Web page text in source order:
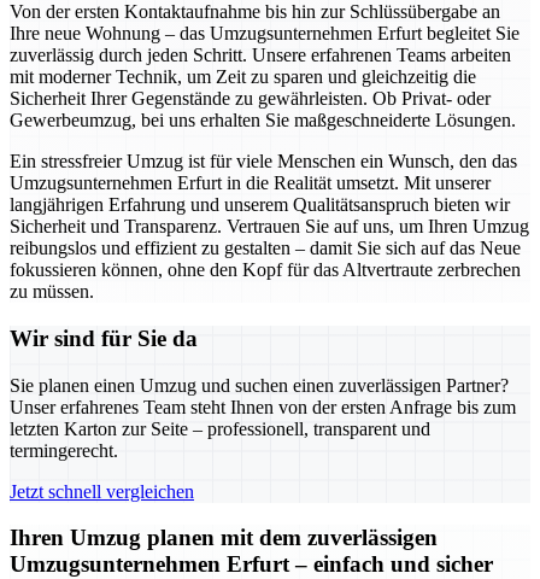
Von der ersten Kontaktaufnahme bis hin zur Schlüssübergabe an
Ihre neue Wohnung – das Umzugsunternehmen Erfurt begleitet Sie
zuverlässig durch jeden Schritt. Unsere erfahrenen Teams arbeiten
mit moderner Technik, um Zeit zu sparen und gleichzeitig die
Sicherheit Ihrer Gegenstände zu gewährleisten. Ob Privat- oder
Gewerbeumzug, bei uns erhalten Sie maßgeschneiderte Lösungen.
Ein stressfreier Umzug ist für viele Menschen ein Wunsch, den das
Umzugsunternehmen Erfurt in die Realität umsetzt. Mit unserer
langjährigen Erfahrung und unserem Qualitätsanspruch bieten wir
Sicherheit und Transparenz. Vertrauen Sie auf uns, um Ihren Umzug
reibungslos und effizient zu gestalten – damit Sie sich auf das Neue
fokussieren können, ohne den Kopf für das Altvertraute zerbrechen
zu müssen.
Wir sind für Sie da
Sie planen einen Umzug und suchen einen zuverlässigen Partner?
Unser erfahrenes Team steht Ihnen von der ersten Anfrage bis zum
letzten Karton zur Seite – professionell, transparent und
termingerecht.
Jetzt schnell vergleichen
Ihren Umzug planen mit dem zuverlässigen
Umzugsunternehmen Erfurt – einfach und sicher